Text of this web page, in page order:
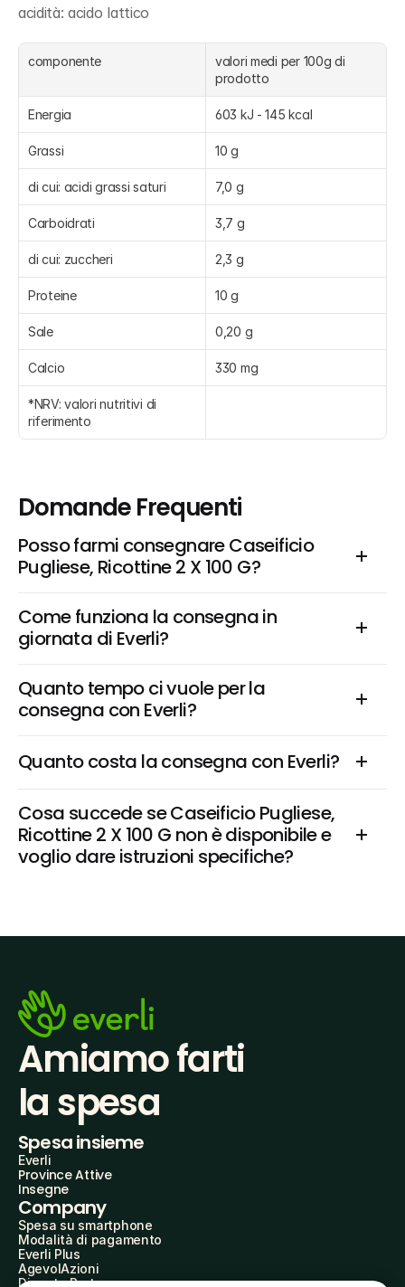
acidità: acido lattico
componente
valori medi per 100g di
prodotto
Energia 603 kJ - 145 kcal
Grassi 10 g
di cui: acidi grassi saturi 7,0 g
Carboidrati 3,7 g
di cui: zuccheri 2,3 g
Proteine 10 g
Sale 0,20 g
Calcio 330 mg
*NRV: valori nutritivi di
riferimento
Domande Frequenti
Posso farmi consegnare Caseificio
Pugliese, Ricottine 2 X 100 G?
Come funziona la consegna in
giornata di Everli?
Quanto tempo ci vuole per la
consegna con Everli?
Quanto costa la consegna con Everli?
Cosa succede se Caseificio Pugliese,
Ricottine 2 X 100 G non è disponibile e
voglio dare istruzioni specifiche?
Amiamo farti
la spesa
Spesa insieme
Everli
Province Attive
Insegne
Company
Spesa su smartphone
Modalità di pagamento
Everli Plus
AgevolAzioni
Diventa Partner